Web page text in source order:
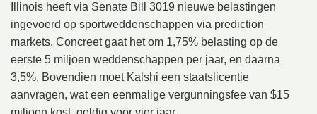
Illinois heeft via Senate Bill 3019 nieuwe belastingen
ingevoerd op sportweddenschappen via prediction
markets. Concreet gaat het om 1,75% belasting op de
eerste 5 miljoen weddenschappen per jaar, en daarna
3,5%. Bovendien moet Kalshi een staatslicentie
aanvragen, wat een eenmalige vergunningsfee van $15